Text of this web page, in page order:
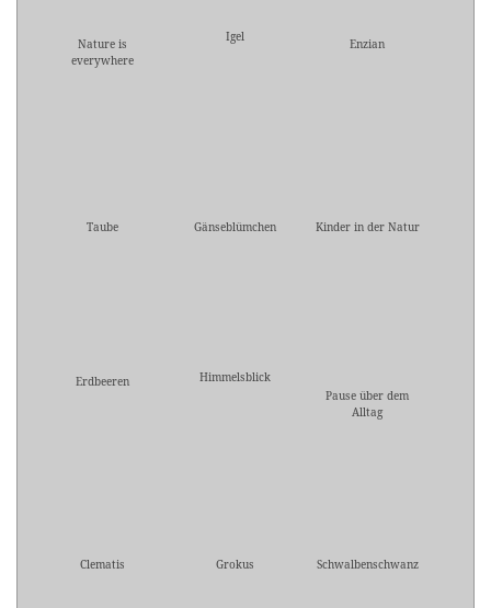
Nature is
everywhere
Igel Enzian
Taube Gänseblümchen Kinder in der Natur
Erdbeeren
Himmelsblick
Pause über dem
Alltag
Clematis Grokus Schwalbenschwanz